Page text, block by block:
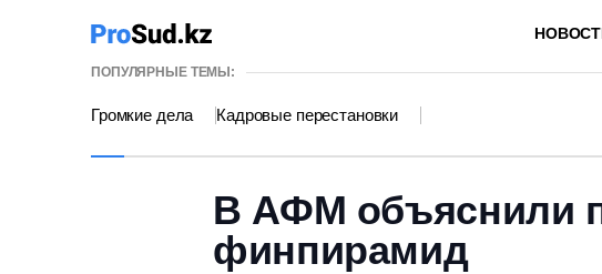
ПОПУЛЯРНЫЕ ТЕМЫ:
Громкие дела Кадровые перестановки
В АФМ объяснили
финпирамид